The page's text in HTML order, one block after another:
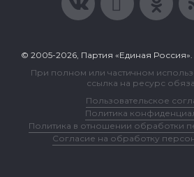
© 2005-2026, Партия «Единая
При полном или частичном
ссылка на ресурс
Пользовательское
Политика
Политика в отношении обработки
Согласие на обработку